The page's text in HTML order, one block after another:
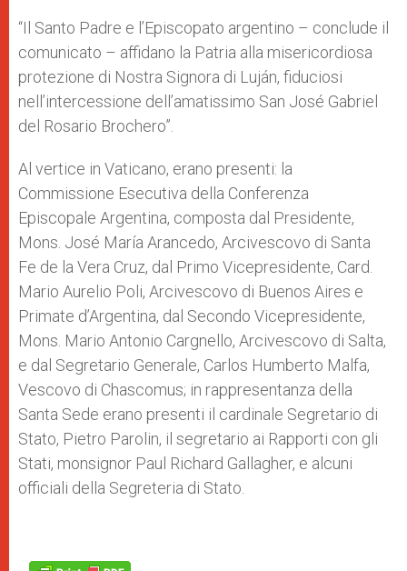
“Il Santo Padre e l’Episcopato argentino – conclude il
comunicato – affidano la Patria alla misericordiosa
protezione di Nostra Signora di Luján, fiduciosi
nell’intercessione dell’amatissimo San José Gabriel
del Rosario Brochero”.
Al vertice in Vaticano, erano presenti: la
Commissione Esecutiva della Conferenza
Episcopale Argentina, composta dal Presidente,
Mons. José María Arancedo, Arcivescovo di Santa
Fe de la Vera Cruz, dal Primo Vicepresidente, Card.
Mario Aurelio Poli, Arcivescovo di Buenos Aires e
Primate d’Argentina, dal Secondo Vicepresidente,
Mons. Mario Antonio Cargnello, Arcivescovo di Salta,
e dal Segretario Generale, Carlos Humberto Malfa,
Vescovo di Chascomus; in rappresentanza della
Santa Sede erano presenti il cardinale Segretario di
Stato, Pietro Parolin, il segretario ai Rapporti con gli
Stati, monsignor Paul Richard Gallagher, e alcuni
officiali della Segreteria di Stato.